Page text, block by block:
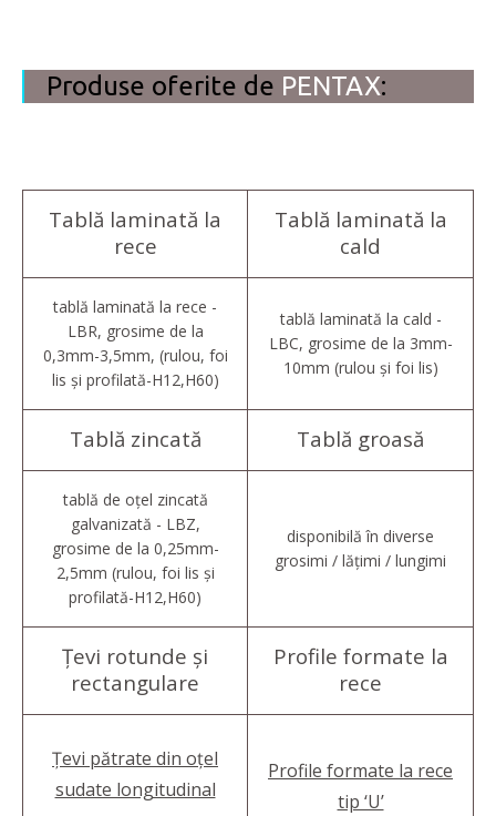
Produse oferite de PENTAX:
Tablă laminată la
rece
Tablă laminată la
cald
tablă laminată la rece -
LBR, grosime de la
0,3mm-3,5mm, (rulou, foi
lis și profilată-H12,H60)
tablă laminată la cald -
LBC, grosime de la 3mm-
10mm (rulou și foi lis)
Tablă zincată Tablă groasă
tablă de oțel zincată
galvanizată - LBZ,
grosime de la 0,25mm-
2,5mm (rulou, foi lis și
profilată-H12,H60)
disponibilă în diverse
grosimi / lățimi / lungimi
Țevi rotunde și
rectangulare
Profile formate la
rece
Țevi pătrate din oțel
sudate longitudinal
Profile formate la rece
tip ‘U’